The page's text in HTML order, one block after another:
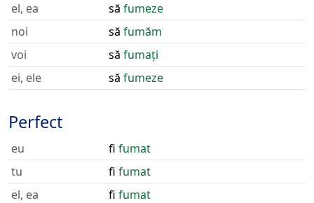
el, ea
să fumeze
noi
să fumăm
voi
să fumați
ei, ele
să fumeze
Perfect
eu fi fumat
tu
fi fumat
el, ea
fi fumat